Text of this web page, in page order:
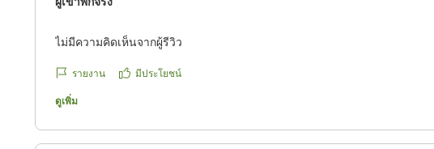
ไม่มีความคิดเห็นจากผู้รีวิว
รายงาน มีประโยชน์
ดูเพิ่ม